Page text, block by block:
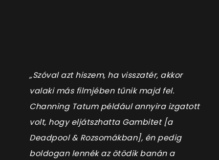
„Szóval azt hiszem, ha visszatér, akkor
valaki más filmjében tűnik majd fel.
Channing Tatum például annyira izgatott
volt, hogy eljátszhatta Gambitet [a
Deadpool & Rozsomákban], én pedig
boldogan lennék az ötödik banán a